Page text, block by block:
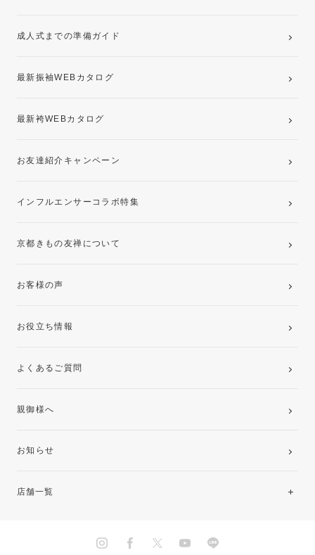
成人式までの準備ガイド
最新振袖WEBカタログ
最新袴WEBカタログ
お友達紹介キャンペーン
インフルエンサーコラボ特集
京都きもの友禅について
お客様の声
お役立ち情報
よくあるご質問
親御様へ
お知らせ
店舗一覧